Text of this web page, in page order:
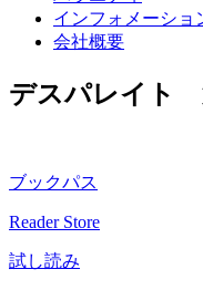
インフォメーショ
会社概要
デスパレイト
ブックパス
Reader Store
試し読み